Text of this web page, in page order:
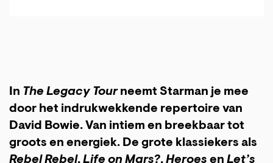
In The Legacy Tourneemt Starman je mee
door het indrukwekkende repertoire van
David Bowie. Van intiem en breekbaar tot
groots en energiek. De grote klassiekers als
Rebel Rebel, Life on Mars?, Heroes en Let’s